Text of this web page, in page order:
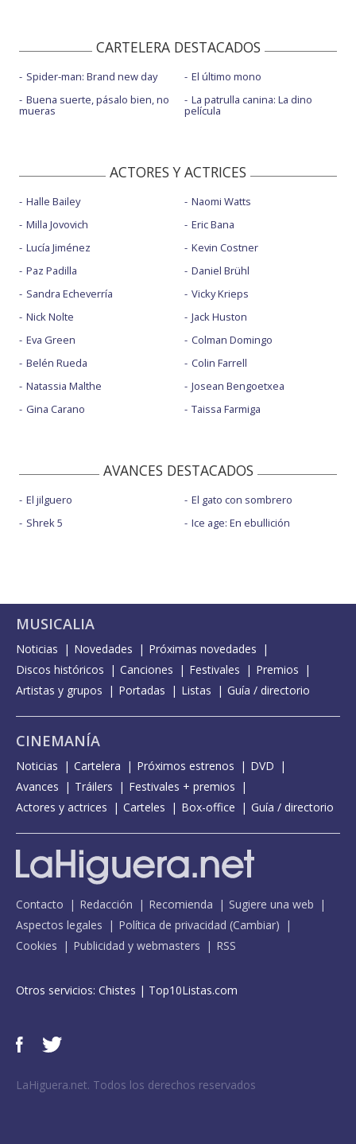
CARTELERA DESTACADOS
Spider-man: Brand new day
Buena suerte, pásalo bien, no
mueras
El último mono
La patrulla canina: La dino
película
ACTORES Y ACTRICES
Halle Bailey
Milla Jovovich
Lucía Jiménez
Paz Padilla
Sandra Echeverría
Nick Nolte
Eva Green
Belén Rueda
Natassia Malthe
Gina Carano
Naomi Watts
Eric Bana
Kevin Costner
Daniel Brühl
Vicky Krieps
Jack Huston
Colman Domingo
Colin Farrell
Josean Bengoetxea
Taissa Farmiga
AVANCES DESTACADOS
El jilguero
Shrek 5
El gato con sombrero
Ice age: En ebullición
MUSICALIA
Noticias Novedades
Próximas novedades
Discos históricos
Canciones Festivales
Premios
Artistas y grupos
Portadas Listas Guía / directorio
CINEMANÍA
Noticias Cartelera Próximos estrenos
DVD
Avances
Tráilers
Festivales + premios
Actores y actrices
Carteles Box-office Guía / directorio
Contacto Redacción Recomienda
Sugiere una web
Aspectos legales
Política de privacidad (Cambiar)
Cookies
Publicidad y webmasters RSS
Otros servicios: Chistes | Top10Listas.com
LaHiguera.net. Todos los derechos reservados